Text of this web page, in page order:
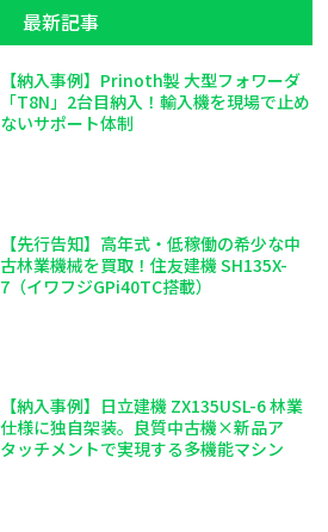
最新記事
【納入事例】Prinoth製 大型フォワーダ
「T8N」2台目納入！輸入機を現場で止め
ないサポート体制
【先行告知】高年式・低稼働の希少な中
古林業機械を買取！住友建機 SH135X-
7（イワフジGPi40TC搭載）
【納入事例】日立建機 ZX135USL-6 林業
仕様に独自架装。良質中古機×新品ア
タッチメントで実現する多機能マシン